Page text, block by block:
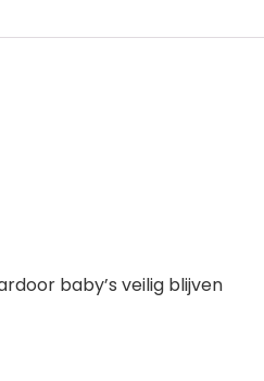
baby’s veilig blijven